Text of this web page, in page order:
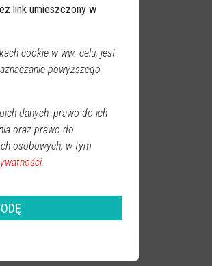
link umieszczony w
cookie w ww. celu, jest
powyższego
danych, prawo do ich
oraz prawo do
osobowych, w tym